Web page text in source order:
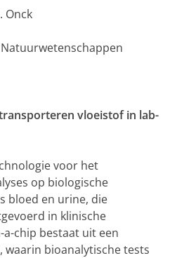
Onck
vloeistof in lab-
voor het
op biologische
bloed en urine, die
in klinische
chip bestaat uit een
waarin bioanalytische tests